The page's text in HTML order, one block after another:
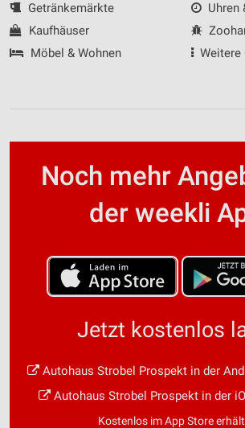
Getränkemärkte
Kaufhäuser
Möbel & Wohnen
Uhren
Weitere
Noch mehr
der weekli
Jetzt kostenlos
Autohaus Strobel Prospekt in der
Autohaus Strobel Prospekt in der
Kostenlos im App Store
Informationen identifizieren
Nicht-IAB-Verarbeitungszwecke: